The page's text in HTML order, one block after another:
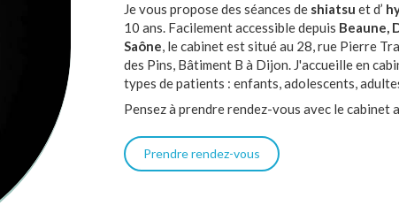
Je vous propose des séances de shiatsu et d’
10 ans. Facilement accessible depuis Beaune,
Saône, le cabinet est situé au 28, rue Pierre
des Pins, Bâtiment B à Dijon. J'accueille en
types de patients : enfants, adolescents,
Pensez à prendre rendez-vous avec le cabinet
Prendre rendez-vous